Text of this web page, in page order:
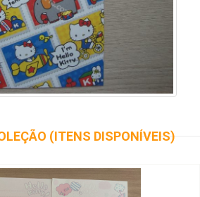
(ITENS DISPONÍVEIS)